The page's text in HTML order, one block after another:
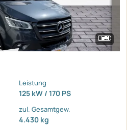
Leistung
125 kW / 170 PS
zul. Gesamtgew.
4.430 kg